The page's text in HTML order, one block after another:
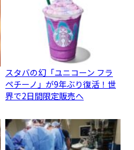
スタバの幻「ユニコーン フラ
ペチーノ」が9年ぶり復活！世
界で2日間限定販売へ